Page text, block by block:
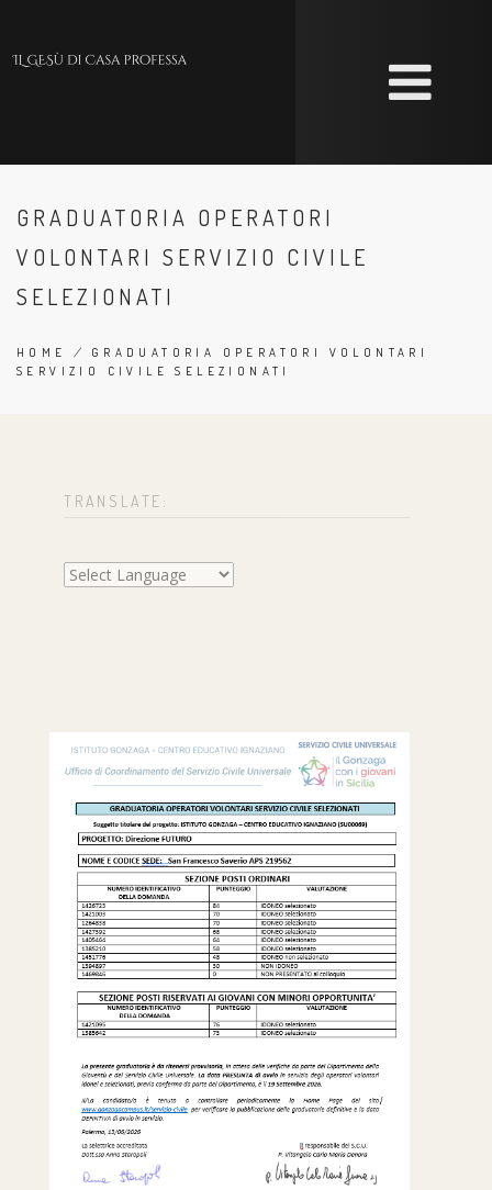
main
GRADUATORIA OPERATORI
VOLONTARI SERVIZIO CIVILE
SELEZIONATI
BREADCRUMB
HOME / GRADUATORIA OPERATORI VOLONTARI
SERVIZIO CIVILE SELEZIONATI
TRANSLATE: